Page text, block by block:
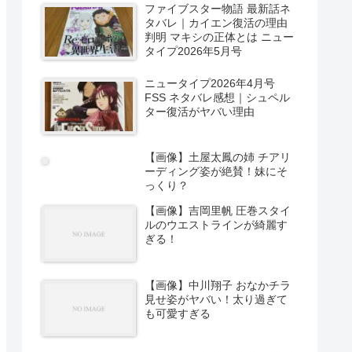
ファイブスター物語 最新話ネ
タバレ｜カイエン復活の理由
判明 マキシの正体とは ニュー
タイプ2026年5月号
ニュータイプ2026年4月号
FSS ネタバレ感想｜シュペル
ター復活がヤバい理由
【画像】土屋太鳳の姉 チアリ
ーディング姿が絶賛！妹にそ
っくり？
【画像】吉岡里帆 圧巻スタイ
ルのウエストラインが綺麗す
ぎる！
【画像】中川翔子 おなかチラ
見せ姿がヤバい！太り過ぎて
も可愛すぎる